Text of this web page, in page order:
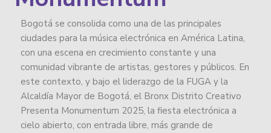
Bogotá se consolida como una de las principales
ciudades para la música electrónica en América Latina,
con una escena en crecimiento constante y una
comunidad vibrante de artistas, gestores y públicos. En
este contexto, y bajo el liderazgo de la FUGA y la
Alcaldía Mayor de Bogotá, el Bronx Distrito Creativo
Presenta Monumentum 2025, la fiesta electrónica a
cielo abierto, con entrada libre, más grande de